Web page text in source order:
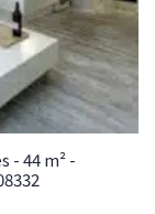
- 44 m² -